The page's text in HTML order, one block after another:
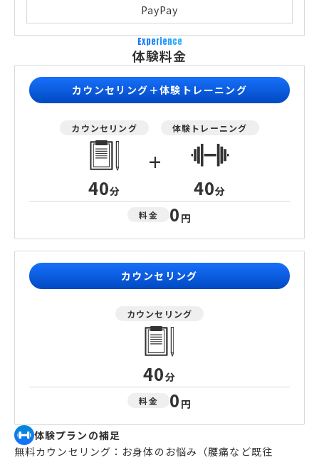
PayPay
Experience
体験料金
カウンセリング＋体験トレーニング
カウンセリング
40分
+
体験トレーニング
40分
料金 0 円
カウンセリング
カウンセリング
40分
料金 0 円
体験プランの補足
無料カウンセリング：お身体のお悩み（腰痛など既往